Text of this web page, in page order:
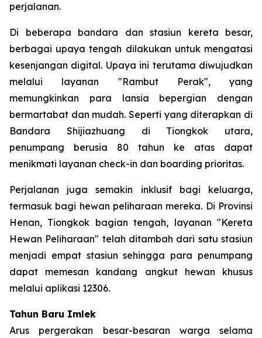
perjalanan.
Di beberapa bandara dan stasiun kereta besar,
berbagai upaya tengah dilakukan untuk mengatasi
kesenjangan digital. Upaya ini terutama diwujudkan
melalui layanan "Rambut Perak", yang
memungkinkan para lansia bepergian dengan
bermartabat dan mudah. Seperti yang diterapkan di
Bandara Shijiazhuang di Tiongkok utara,
penumpang berusia 80 tahun ke atas dapat
menikmati layanan check-in dan boarding prioritas.
Perjalanan juga semakin inklusif bagi keluarga,
termasuk bagi hewan peliharaan mereka. Di Provinsi
Henan, Tiongkok bagian tengah, layanan "Kereta
Hewan Peliharaan" telah ditambah dari satu stasiun
menjadi empat stasiun sehingga para penumpang
dapat memesan kandang angkut hewan khusus
melalui aplikasi 12306.
Tahun Baru Imlek
Arus pergerakan besar-besaran warga selama